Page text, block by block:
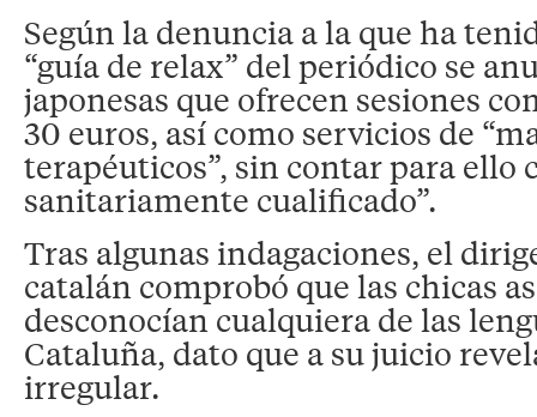
Según la denuncia a la que ha
“guía de relax” del periódico se
japonesas que ofrecen sesiones
30 euros, así como servicios de
terapéuticos”, sin contar para ello
sanitariamente cualificado”.
Tras algunas indagaciones, el
catalán comprobó que las chicas
desconocían cualquiera de las
Cataluña, dato que a su juicio
irregular.